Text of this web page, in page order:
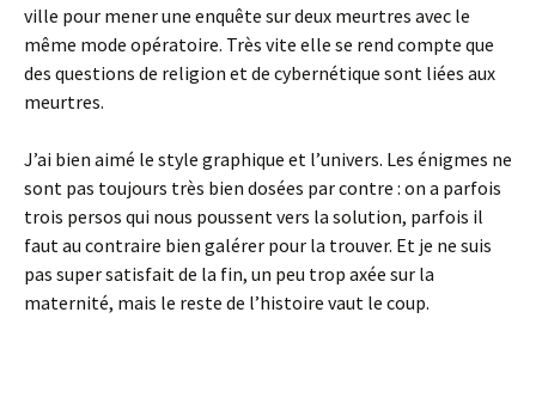
ville pour mener une enquête sur deux meurtres avec le
même mode opératoire. Très vite elle se rend compte que
des questions de religion et de cybernétique sont liées aux
meurtres.
J’ai bien aimé le style graphique et l’univers. Les énigmes ne
sont pas toujours très bien dosées par contre : on a parfois
trois persos qui nous poussent vers la solution, parfois il
faut au contraire bien galérer pour la trouver. Et je ne suis
pas super satisfait de la fin, un peu trop axée sur la
maternité, mais le reste de l’histoire vaut le coup.